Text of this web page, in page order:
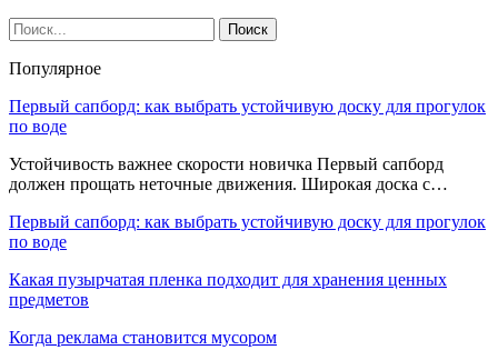
Популярное
Первый сапборд: как выбрать устойчивую доску для прогулок
по воде
Устойчивость важнее скорости новичка Первый сапборд
должен прощать неточные движения. Широкая доска с…
Первый сапборд: как выбрать устойчивую доску для прогулок
по воде
Какая пузырчатая пленка подходит для хранения ценных
предметов
Когда реклама становится мусором